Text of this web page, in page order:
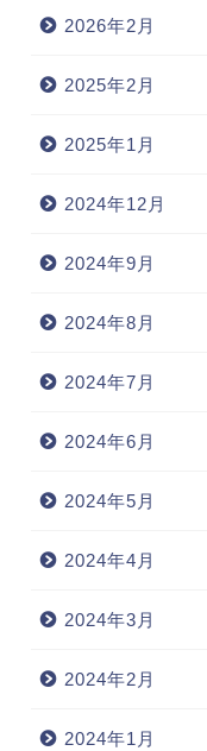
2026年2月
2025年2月
2025年1月
2024年12月
2024年9月
2024年8月
2024年7月
2024年6月
2024年5月
2024年4月
2024年3月
2024年2月
2024年1月